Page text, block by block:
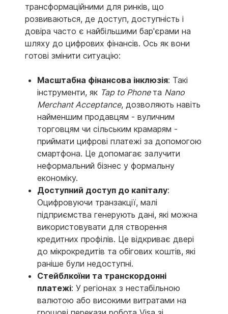
трансформаційними для ринків, що
розвиваються, де доступ, доступність і
довіра часто є найбільшими бар'єрами на
шляху до цифрових фінансів. Ось як вони
готові змінити ситуацію:
Масштабна фінансова інклюзія: Такі
інструменти, як Tap to Phone та Nano
Merchant Acceptance, дозволяють навіть
найменшим продавцям - вуличним
торговцям чи сільським крамарям -
приймати цифрові платежі за допомогою
смартфона. Це допомагає залучити
неформальний бізнес у формальну
економіку.
Доступний доступ до капіталу:
Оцифровуючи транзакції, малі
підприємства генерують дані, які можна
використовувати для створення
кредитних профілів. Це відкриває двері
до мікрокредитів та обігових коштів, які
раніше були недоступні.
Стейблкоїни та транскордонні
платежі: У регіонах з нестабільною
валютою або високими витратами на